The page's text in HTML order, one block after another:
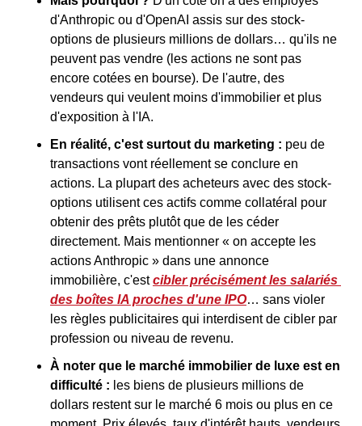
d'Anthropic ou d'OpenAI assis sur des stock-
options de plusieurs millions de dollars… qu'ils ne
peuvent pas vendre (les actions ne sont pas
encore cotées en bourse). De l'autre, des
vendeurs qui veulent moins d'immobilier et plus
d'exposition à l'IA.
En réalité, c'est surtout du marketing : peu de
transactions vont réellement se conclure en
actions. La plupart des acheteurs avec des stock-
options utilisent ces actifs comme collatéral pour
obtenir des prêts plutôt que de les céder
directement. Mais mentionner « on accepte les
actions Anthropic » dans une annonce
immobilière, c'est cibler précisément les salariés
des boîtes IA proches d'une IPO… sans violer
les règles publicitaires qui interdisent de cibler par
profession ou niveau de revenu.
À noter que le marché immobilier de luxe est en
difficulté : les biens de plusieurs millions de
dollars restent sur le marché 6 mois ou plus en ce